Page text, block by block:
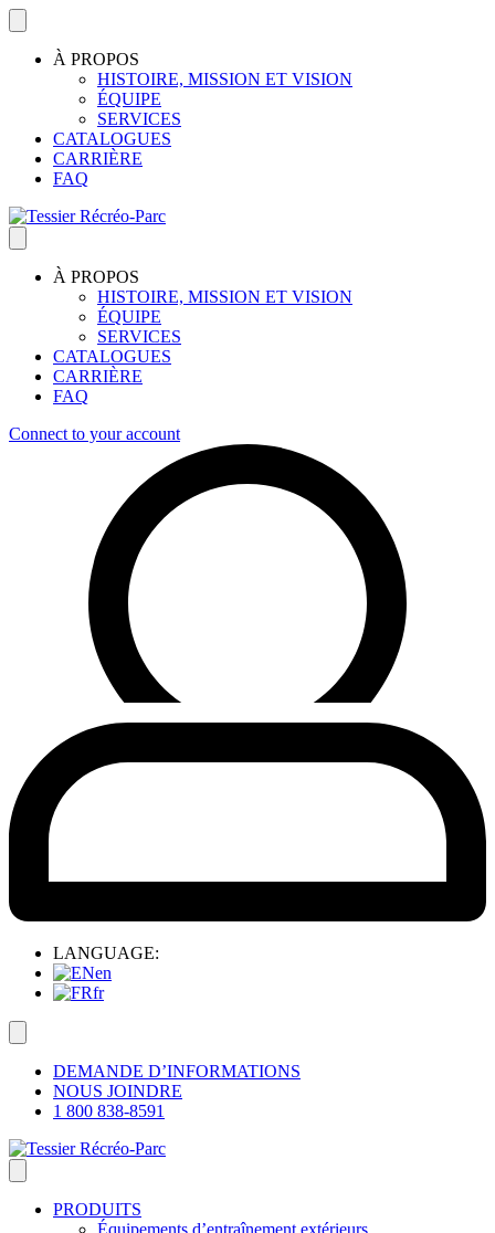
À PROPOS
HISTOIRE, MISSION ET VISION
ÉQUIPE
SERVICES
CATALOGUES
CARRIÈRE
FAQ
À PROPOS
HISTOIRE, MISSION ET VISION
ÉQUIPE
SERVICES
CATALOGUES
CARRIÈRE
FAQ
Connect to your account
LANGUAGE:
en
fr
DEMANDE D’INFORMATIONS
NOUS JOINDRE
1 800 838-8591
PRODUITS
Équipements d’entraînement extérieurs